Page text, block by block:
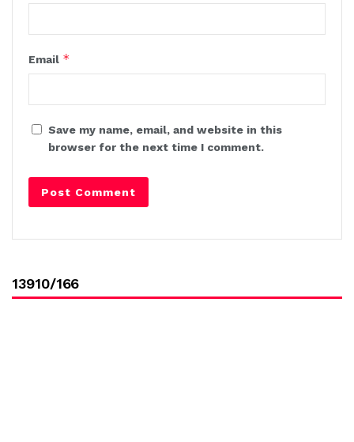
Email *
Save my name, email, and website in this
browser for the next time I comment.
13910/166